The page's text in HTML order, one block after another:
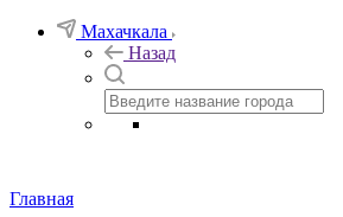
Махачкала
Назад
Главная